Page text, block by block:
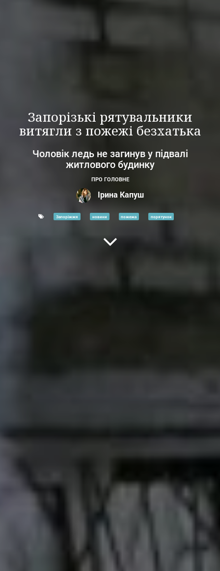
Запорізькі рятувальники
витягли з пожежі безхатька
Чоловік ледь не загинув у підвалі
житлового будинку
ПРО ГОЛОВНЕ
Ірина Капуш
Запоріжжя новини пожежа порятунок